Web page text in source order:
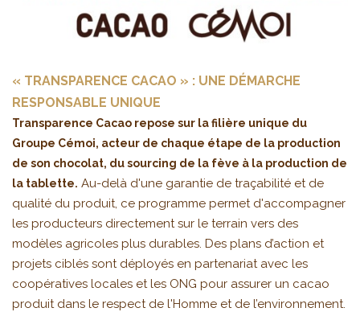
« TRANSPARENCE CACAO » : UNE DÉMARCHE
RESPONSABLE UNIQUE
Transparence Cacao repose sur la filière unique du
Groupe Cémoi, acteur de chaque étape de la production
de son chocolat, du sourcing de la fève à la production de
la tablette. Au-delà d'une garantie de traçabilité et de
qualité du produit, ce programme permet d'accompagner
les producteurs directement sur le terrain vers des
modèles agricoles plus durables. Des plans d’action et
projets ciblés sont déployés en partenariat avec les
coopératives locales et les ONG pour assurer un cacao
produit dans le respect de l'Homme et de l’environnement.